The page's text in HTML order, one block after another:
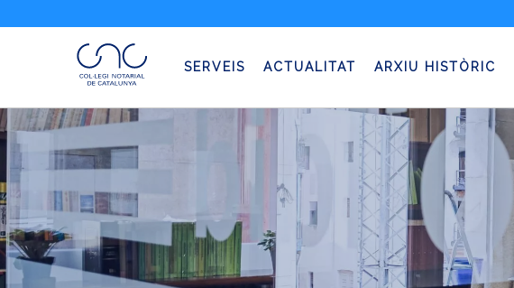
SERVEIS ACTUALITAT ARXIU HISTÒRIC